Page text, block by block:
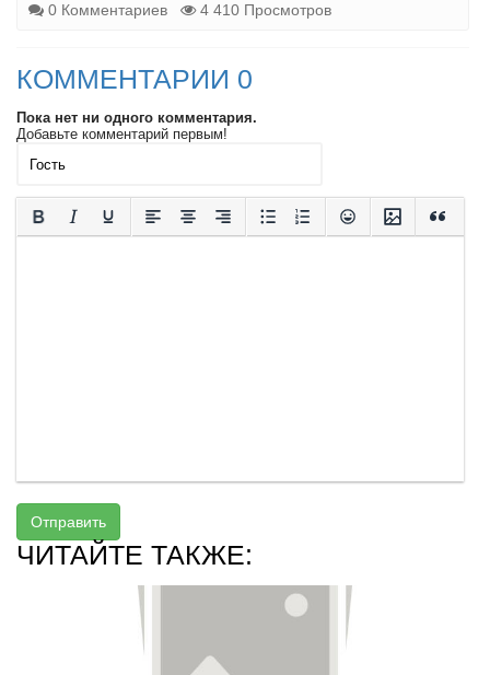
0 Комментариев
4 410 Просмотров
КОММЕНТАРИИ 0
Пока нет ни одного комментария.
Добавьте комментарий первым!
Отправить
ЧИТАЙТЕ ТАКЖЕ: